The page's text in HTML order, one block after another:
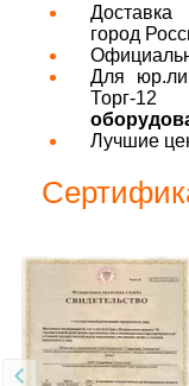
Доставка
город
Для
Торг-
Лучшие